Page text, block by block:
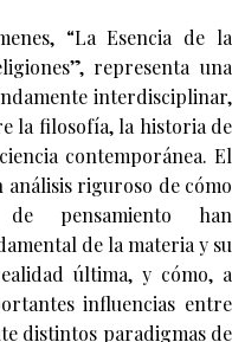
“La Esencia de la
representa una
interdisciplinar,
la filosofía, la historia de
contemporánea. El
riguroso de cómo
pensamiento han
de la materia y su
última, y cómo, a
influencias entre
distintos paradigmas de